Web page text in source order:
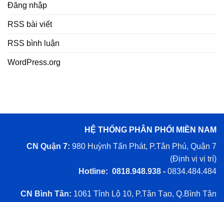
Đăng nhập
RSS bài viết
RSS bình luận
WordPress.org
HỆ THỐNG PHÂN PHỐI MIỀN NAM
CN Quận 7: 980 Huỳnh Tấn Phát, P.Tân Phú, Quận 7
(Định vị vị trí)
Hotline: 0818.948.938 - 0834.484.484
CN Bình Tân: 1061 Tỉnh Lộ 10, P.Tân Tạo, Q.Bình Tân